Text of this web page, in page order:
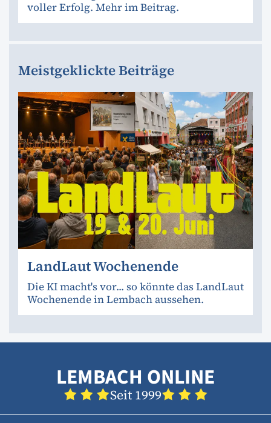
voller Erfolg. Mehr im Beitrag.
Meistgeklickte Beiträge
LandLaut Wochenende
Die KI macht's vor... so könnte das LandLaut
Wochenende in Lembach aussehen.
LEMBACH ONLINE
Seit 1999